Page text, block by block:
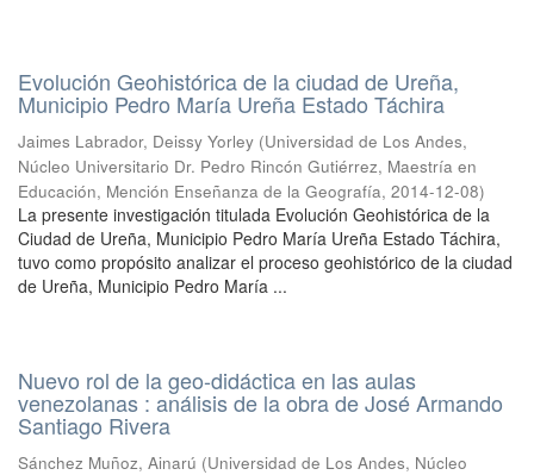
Evolución Geohistórica de la ciudad de Ureña,
Municipio Pedro María Ureña Estado Táchira
Jaimes Labrador, Deissy Yorley (Universidad de Los Andes,
Núcleo Universitario Dr. Pedro Rincón Gutiérrez, Maestría en
Educación, Mención Enseñanza de la Geografía, 2014-12-08)
La presente investigación titulada Evolución Geohistórica de la
Ciudad de Ureña, Municipio Pedro María Ureña Estado Táchira,
tuvo como propósito analizar el proceso geohistórico de la ciudad
de Ureña, Municipio Pedro María ...
Nuevo rol de la geo-didáctica en las aulas
venezolanas : análisis de la obra de José Armando
Santiago Rivera
Sánchez Muñoz, Ainarú (Universidad de Los Andes, Núcleo